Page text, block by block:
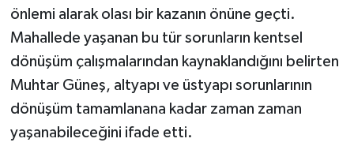
önlemi alarak olası bir kazanın önüne geçti.
Mahallede yaşanan bu tür sorunların kentsel
dönüşüm çalışmalarından kaynaklandığını belirten
Muhtar Güneş, altyapı ve üstyapı sorunlarının
dönüşüm tamamlanana kadar zaman zaman
yaşanabileceğini ifade etti.